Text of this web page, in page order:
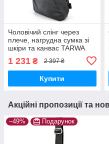
Чоловічий слінг через
плече, нагрудна сумка зі
шкіри та канвас TARWA
1 231 ₴ 2 397 ₴
Купити
Акційні пропозиції та
–49% Подарунок